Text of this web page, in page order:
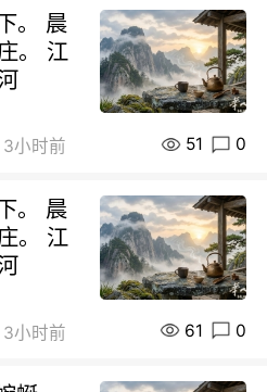
。 晨
。 江
3小时前 51 0
。 晨
。 江
3小时前 61 0